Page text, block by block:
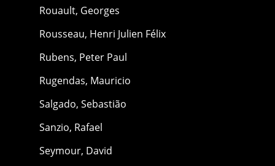
Rouault, Georges
Rousseau, Henri Julien Félix
Rubens, Peter Paul
Rugendas, Mauricio
Salgado, Sebastião
Sanzio, Rafael
Seymour, David